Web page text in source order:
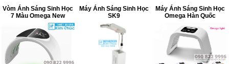
Vòm Ánh Sáng Sinh Học
7 Màu Omega New
Máy Ánh Sáng Sinh Học
SK9
Máy Ánh Sáng Sinh Học
Omega Hàn Quốc